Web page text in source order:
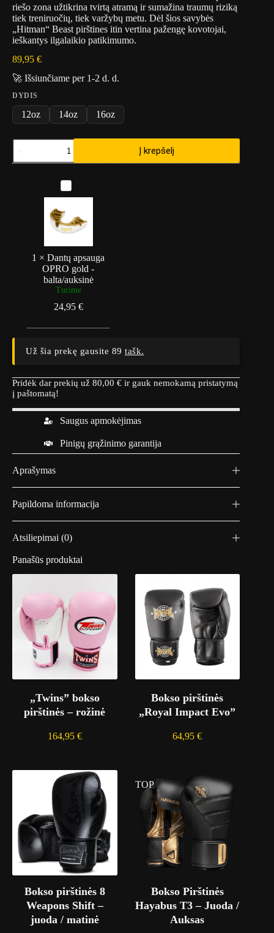
riešo zona užtikrina tvirtą atramą ir sumažina traumų riziką
tiek treniruočių, tiek varžybų metu. Dėl šios savybės
„Hitman“ Beast pirštines itin vertina pažengę kovotojai,
ieškantys ilgalaikio patikimumo.
89,95 €
🚀 Išsiunčiame per 1-2 d. d.
DYDIS
12oz 14oz 16oz
produkto
Bokso
Į krepšelį
D
a
t
ų
a
p
s
a
u
g
O
R
g
d
a
l
a
/
k
i
1 ×Dantų apsauga
OPRO gold -
balta/auksinė
Turime
24,95 €
Už šia prekę gausite 89 tašk.
Pridėk dar prekių už 80,00 € ir gauk nemokamą pristatymą
į paštomatą!
Saugus apmokėjimas
Pinigų grąžinimo garantija
Aprašymas
Papildoma informacija
Atsiliepimai (0)
Panašūs produktai
„Twins” bokso
pirštinės – rožinė
164,95 €
Bokso pirštinės
„Royal Impact Evo”
64,95€
Bokso pirštinės 8
Weapons Shift –
juoda / matinė
TOP
Bokso Pirštinės
Hayabus T3 – Juoda /
Auksas